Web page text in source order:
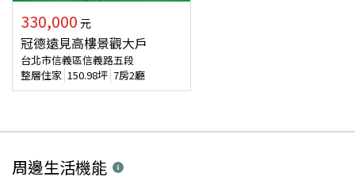
330,000 元
冠德遠見高樓景觀大戶
台北市信義區信義路五段
整層住家 150.98坪 7房2廳
周邊生活機能